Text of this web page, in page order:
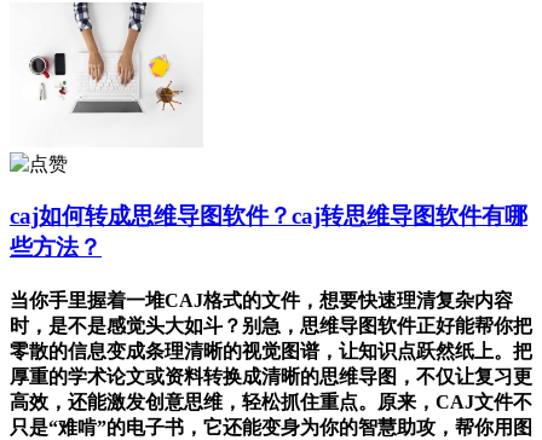
caj如何转成思维导图软件？caj转思维导图软件有哪
些方法？
当你手里握着一堆CAJ格式的文件，想要快速理清复杂内容
时，是不是感觉头大如斗？别急，思维导图软件正好能帮你把
零散的信息变成条理清晰的视觉图谱，让知识点跃然纸上。把
厚重的学术论文或资料转换成清晰的思维导图，不仅让复习更
高效，还能激发创意思维，轻松抓住重点。原来，CAJ文件不
只是“难啃”的电子书，它还能变身为你的智慧助攻，帮你用图